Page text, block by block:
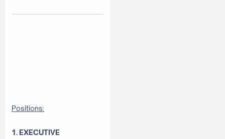
Positions:
1. EXECUTIVE